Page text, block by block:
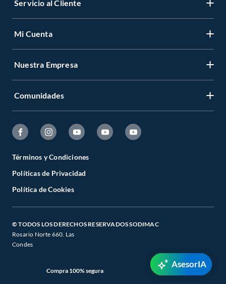
Servicio al Cliente
Mi Cuenta
Nuestra Empresa
Comunidades
Términos y Condiciones
Políticas de Privacidad
Política de Cookies
© TODOS LOS DERECHOS RESERVADOS SODIMAC
Rosario Norte 660. Las
Condes
Compra 100% segura
AsesorIA